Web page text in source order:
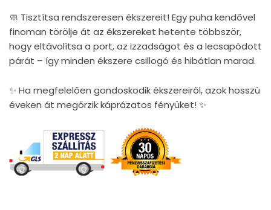
🧼 Tisztítsa rendszeresen ékszereit! Egy puha kendővel
finoman törölje át az ékszereket hetente többször,
hogy eltávolítsa a port, az izzadságot és a lecsapódott
párát – így minden ékszere csillogó és hibátlan marad.
✨ Ha megfelelően gondoskodik ékszereiről, azok hosszú
éveken át megőrzik káprázatos fényüket! ✨